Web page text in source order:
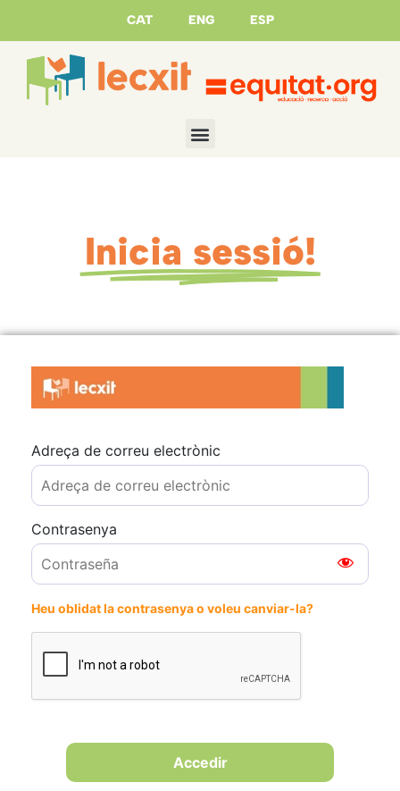
CAT ENG ESP
Inicia sessió!
Adreça de correu electrònic
Contrasenya
Heu oblidat la contrasenya o voleu canviar-la?